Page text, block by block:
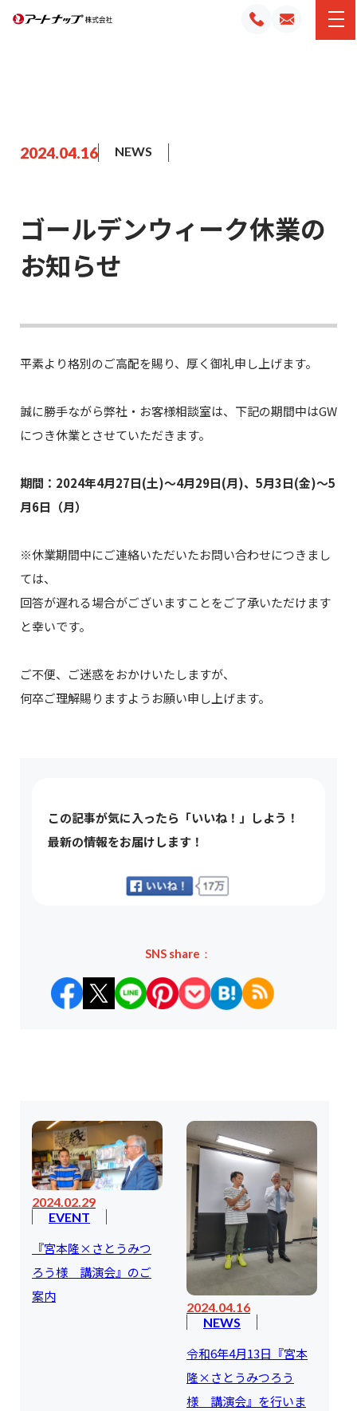
2024.04.16 NEWS
ゴールデンウィーク休業の
お知らせ
平素より格別のご高配を賜り、厚く御礼申し上げます。
誠に勝手ながら弊社・お客様相談室は、下記の期間中はGW
につき休業とさせていただきます。
期間：2024年4月27日(土)～4月29日(月)、5月3日(金)～5
月6日（月）
※休業期間中にご連絡いただいたお問い合わせにつきまし
ては、
回答が遅れる場合がございますことをご了承いただけます
と幸いです。
ご不便、ご迷惑をおかけいたしますが、
何卒ご理解賜りますようお願い申し上げます。
この記事が気に入ったら「いいね！」しよう！
最新の情報をお届けします！
SNS share：
2024.02.29
EVENT
『宮本隆×さとうみつ
ろう様 講演会』のご
案内
2024.04.16
NEWS
令和6年4月13日『宮本
隆×さとうみつろう
様 講演会』を行いま